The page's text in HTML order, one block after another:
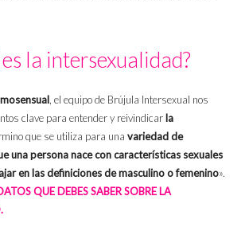
la intersexualidad?
, el equipo de Brújula Intersexual nos
clave para entender y reivindicar la
que se utiliza para una variedad de
una persona nace con características sexuales
en las definiciones de masculino o femenino».
QUE DEBES SABER SOBRE LA